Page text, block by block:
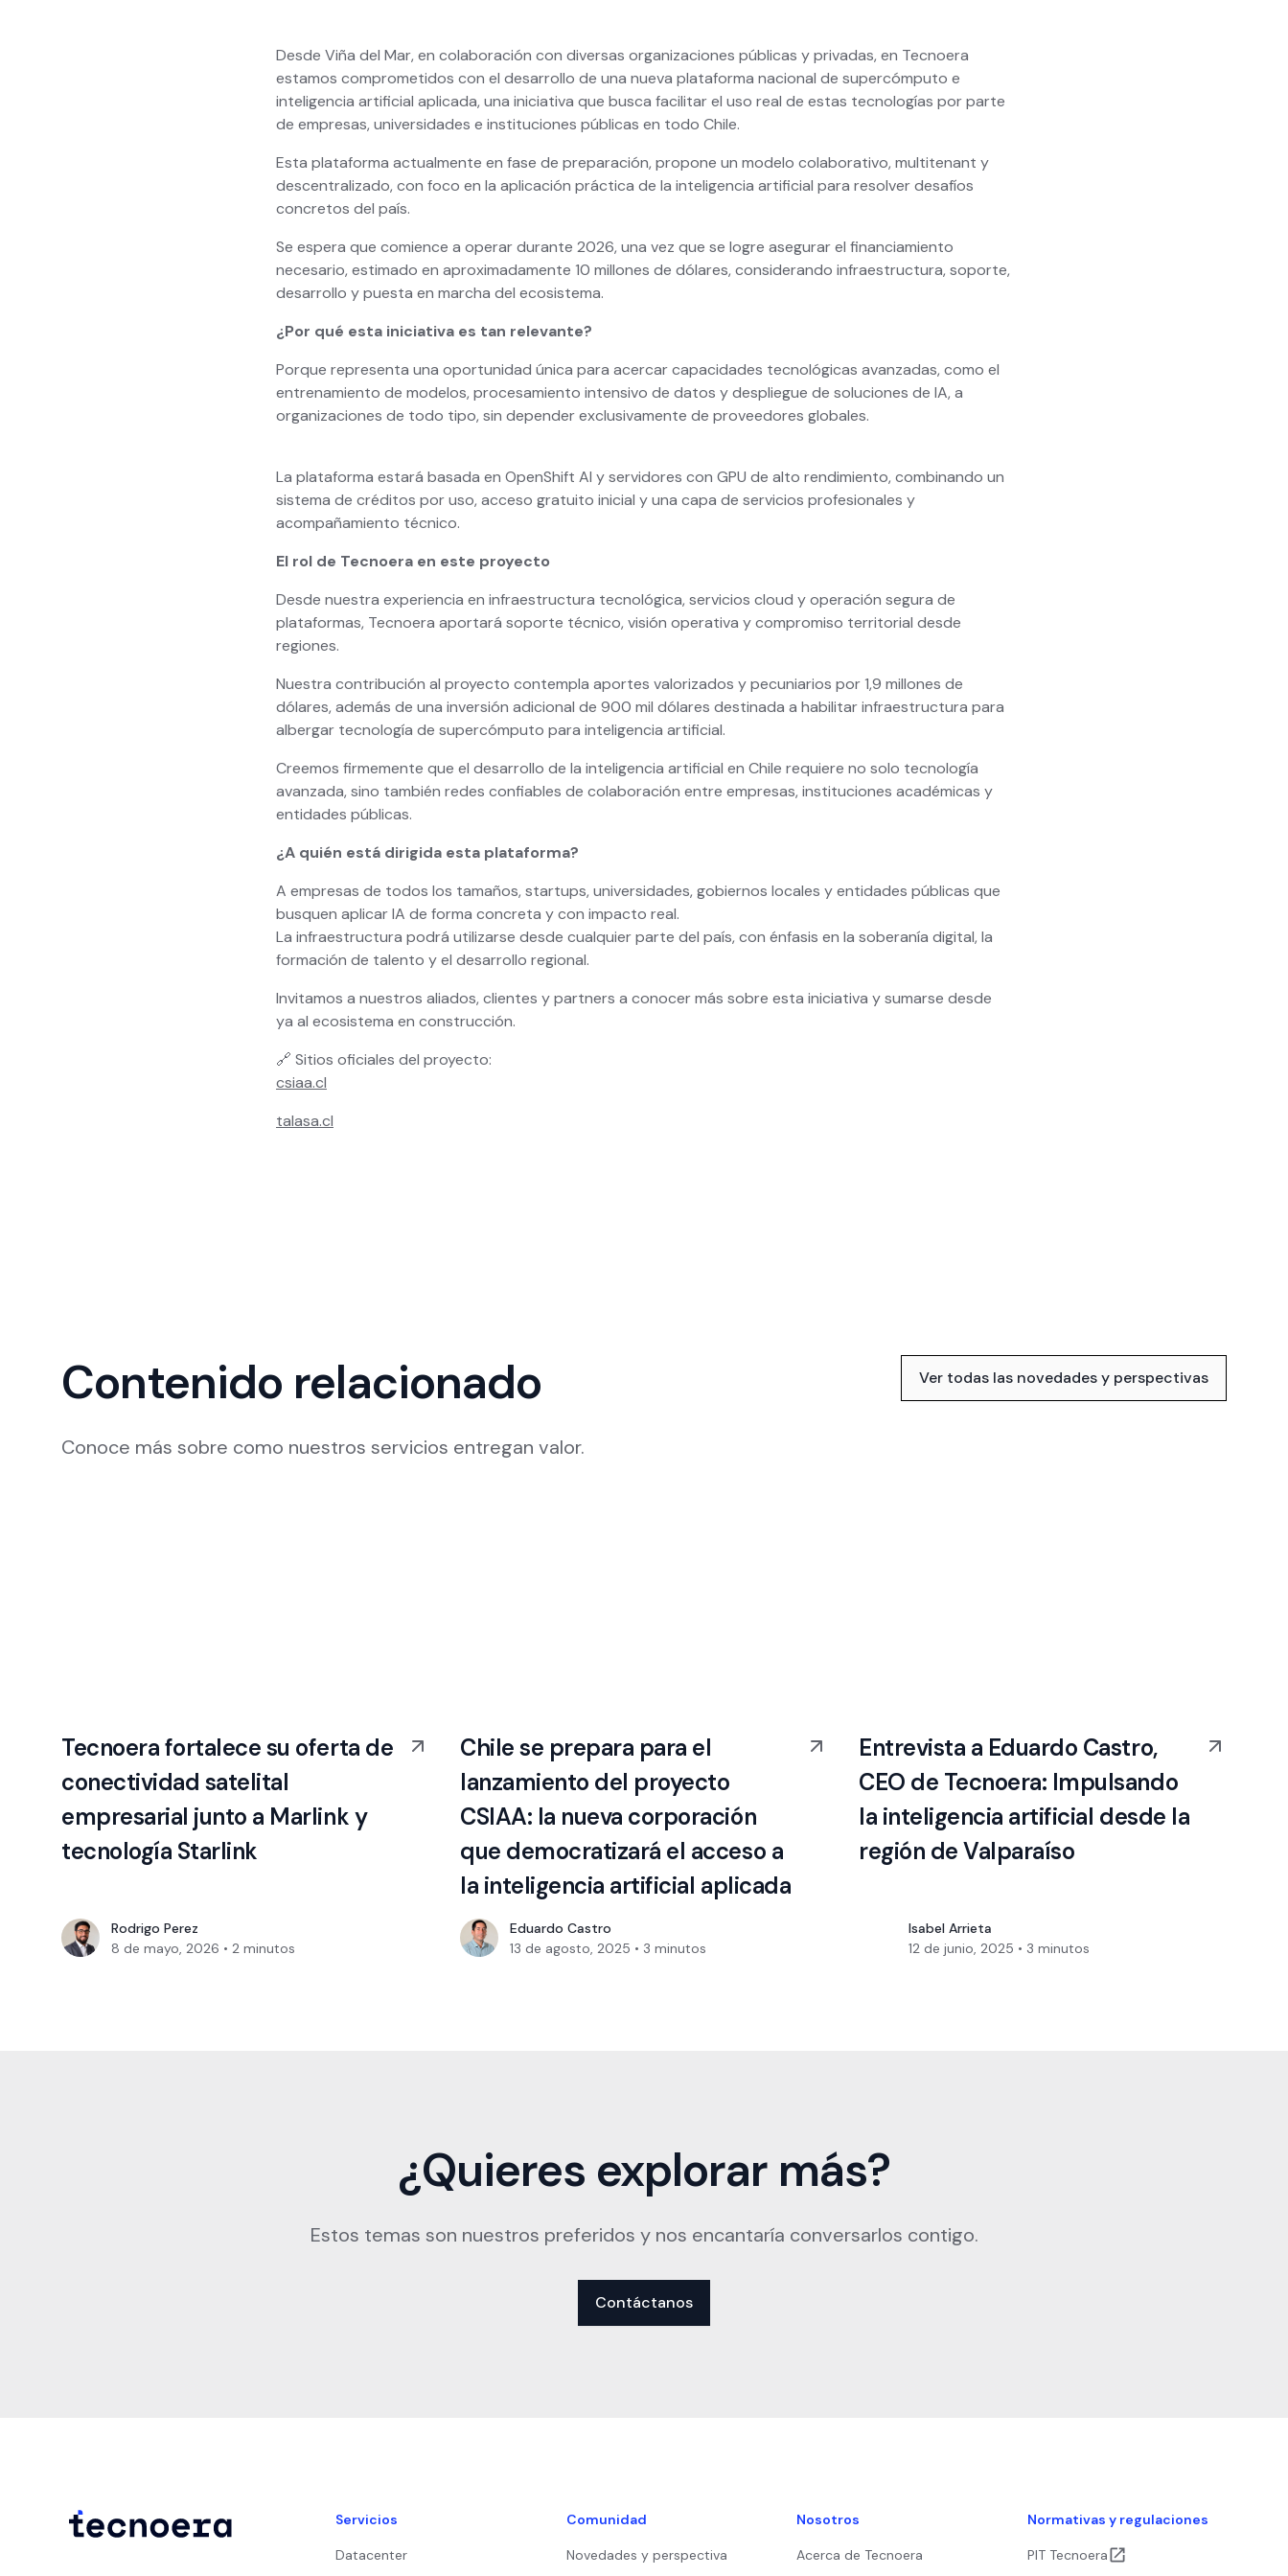
Desde Viña del Mar, en colaboración con diversas organizaciones públicas y privadas, en Tecnoera
estamos comprometidos con el desarrollo de una nueva plataforma nacional de supercómputo e
inteligencia artificial aplicada, una iniciativa que busca facilitar el uso real de estas tecnologías por parte
de empresas, universidades e instituciones públicas en todo Chile.
Esta plataforma actualmente en fase de preparación, propone un modelo colaborativo, multitenant y
descentralizado, con foco en la aplicación práctica de la inteligencia artificial para resolver desafíos
concretos del país.
Se espera que comience a operar durante 2026, una vez que se logre asegurar el financiamiento
necesario, estimado en aproximadamente 10 millones de dólares, considerando infraestructura, soporte,
desarrollo y puesta en marcha del ecosistema.
¿Por qué esta iniciativa es tan relevante?
Porque representa una oportunidad única para acercar capacidades tecnológicas avanzadas, como el
entrenamiento de modelos, procesamiento intensivo de datos y despliegue de soluciones de IA, a
organizaciones de todo tipo, sin depender exclusivamente de proveedores globales.
La plataforma estará basada en OpenShift AI y servidores con GPU de alto rendimiento, combinando un
sistema de créditos por uso, acceso gratuito inicial y una capa de servicios profesionales y
acompañamiento técnico.
El rol de Tecnoera en este proyecto
Desde nuestra experiencia en infraestructura tecnológica, servicios cloud y operación segura de
plataformas, Tecnoera aportará soporte técnico, visión operativa y compromiso territorial desde
regiones.
Nuestra contribución al proyecto contempla aportes valorizados y pecuniarios por 1,9 millones de
dólares, además de una inversión adicional de 900 mil dólares destinada a habilitar infraestructura para
albergar tecnología de supercómputo para inteligencia artificial.
Creemos firmemente que el desarrollo de la inteligencia artificial en Chile requiere no solo tecnología
avanzada, sino también redes confiables de colaboración entre empresas, instituciones académicas y
entidades públicas.
¿A quién está dirigida esta plataforma?
A empresas de todos los tamaños, startups, universidades, gobiernos locales y entidades públicas que
busquen aplicar IA de forma concreta y con impacto real.
La infraestructura podrá utilizarse desde cualquier parte del país, con énfasis en la soberanía digital, la
formación de talento y el desarrollo regional.
Invitamos a nuestros aliados, clientes y partners a conocer más sobre esta iniciativa y sumarse desde
ya al ecosistema en construcción.
🔗 Sitios oficiales del proyecto:
csiaa.cl
talasa.cl
Contenido relacionado
Conoce más sobre como nuestros servicios entregan valor.
Ver todas las novedades y perspectivas
Tecnoera fortalece su oferta de
conectividad satelital
empresarial junto a Marlink y
tecnología Starlink
Rodrigo Perez
8 de mayo, 2026 • 2 minutos
Chile se prepara para el
lanzamiento del proyecto
CSIAA: la nueva corporación
que democratizará el acceso a
la inteligencia artificial aplicada
Eduardo Castro
13 de agosto, 2025 • 3 minutos
Entrevista a Eduardo Castro,
CEO de Tecnoera: Impulsando
la inteligencia artificial desde la
región de Valparaíso
Isabel Arrieta
12 de junio, 2025 • 3 minutos
¿Quieres explorar más?
Estos temas son nuestros preferidos y nos encantaría conversarlos contigo.
Contáctanos
Servicios
Datacenter
Comunidad
Novedades y perspectiva
Nosotros
Acerca de Tecnoera
Normativas y regulaciones
PIT Tecnoera